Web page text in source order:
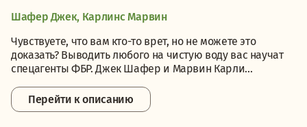
Шафер Джек, Карлинс Марвин
Чувствуете, что вам кто-то врет, но не можете это
доказать? Выводить любого на чистую воду вас научат
спецагенты ФБР. Джек Шафер и Марвин Карли...
Перейти к описанию